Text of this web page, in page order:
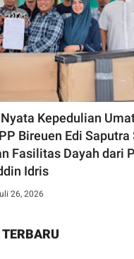
Kepedulian
Bireuen Edi Saputra
Fasilitas Dayah dari
Idris
26, 2026